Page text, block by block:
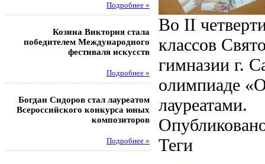
Подробнее »
Козина Виктория стала
победителем Международного
фестиваля искусств
Подробнее »
Богдан Сидоров стал лауреатом
Всероссийского конкурса юных
композиторов
Подробнее »
Музафаров Пётр стал
турнира
Педагоги
этапа XXI
конкурса «За
подвиг
Во II
классов
гимназии г.
олимпиаде
лауреатами.
Теги